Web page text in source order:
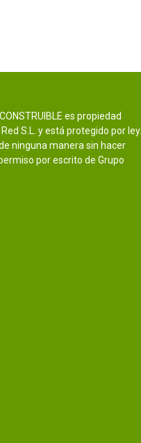
es propiedad
S.L. y está protegido por ley.
ninguna manera sin hacer
por escrito de Grupo